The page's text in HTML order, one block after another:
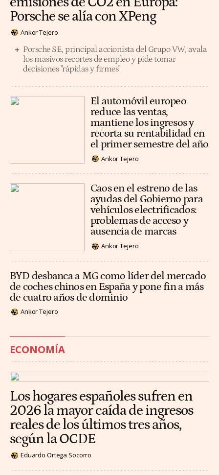
Porsche se alía con XPeng
Ankor Tejero
Porsche SE, principal accionista del Grupo VW, avala
los masivos recortes de empleo y pide tomar
decisiones "rápidas y firmes"
El automóvil europeo
reduce las ventas,
mantiene los ingresos y
recorta su rentabilidad en
el primer semestre del año
Ankor Tejero
Caos en el estreno de las
ayudas del Gobierno para
vehículos electrificados:
problemas de acceso y
ausencia de marcas
Ankor Tejero
BYD desbanca a MG como líder del mercado
de coches chinos en España y pone fin a más
de cuatro años de dominio
Ankor Tejero
ECONOMÍA
Los hogares españoles sufren en
2026 la mayor caída de ingresos
reales de los últimos tres años,
según la OCDE
Eduardo Ortega Socorro